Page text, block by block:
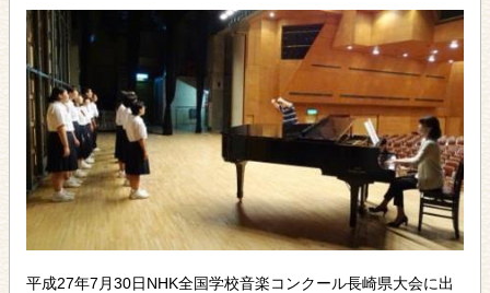
平成27年7月30日NHK全国学校音楽コンクール長崎県大会に出